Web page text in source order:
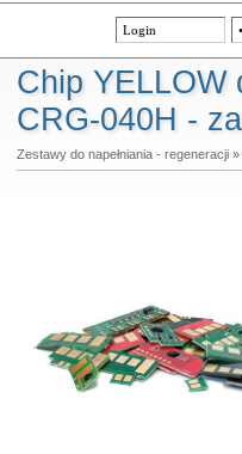
Chip YELLOW
CRG-040H -
Zestawy do napełniania - regeneracji»